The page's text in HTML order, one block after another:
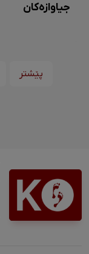
جیاوازەکان
پێشتر